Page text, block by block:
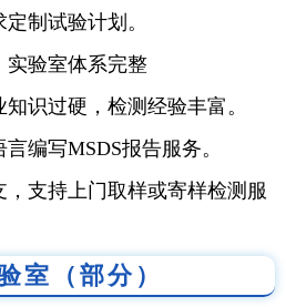
制试验计划。
实验室体系完整
识过硬，检测经验丰富。
编写MSDS报告服务。
支持上门取样或寄样检测服
室（部分）